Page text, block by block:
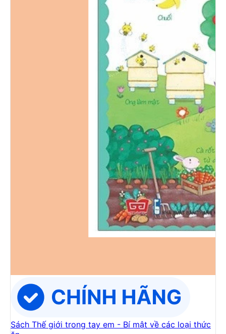
Sách Thế giới trong tay em - Bí mật về các loại thức